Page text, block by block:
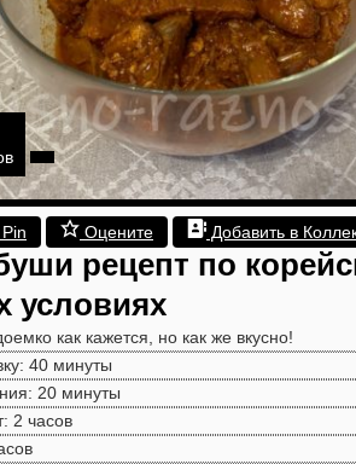
Pin Оцените Добавить в
рецепт по
условиях
как кажется, но как же вкусно!
40минуты
минуты
20минуты
минуты
2 часов
часов